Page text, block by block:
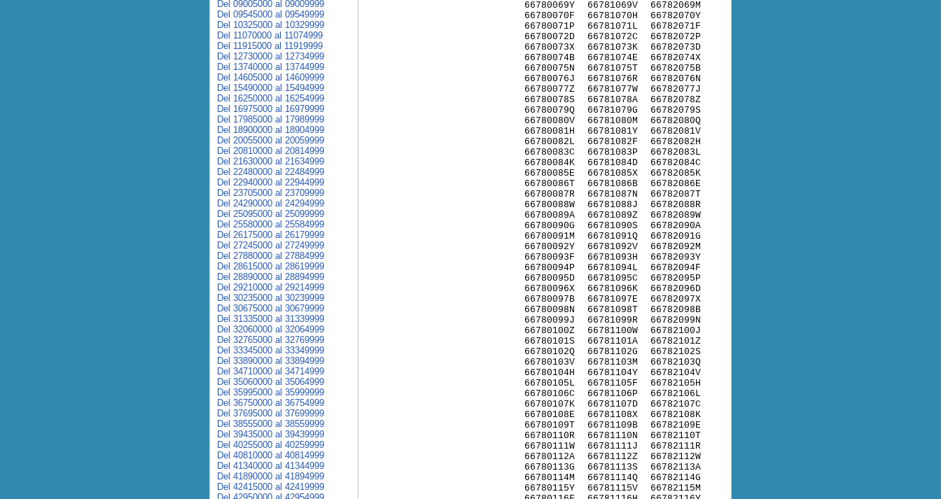
66780069Y
66780070F
66780071P
66780072D
66780073X
66780074B
66780075N
66780076J
66780077Z
66780078S
66780079Q
66780080V
66780081H
66780082L
66780083C
66780084K
66780085E
66780086T
66780087R
66780088W
66780089A
66780090G
66780091M
66780092Y
66780093F
66780094P
66780095D
66780096X
66780097B
66780098N
66780099J
66780100Z
66780101S
66780102Q
66780103V
66780104H
66780105L
66780106C
66780107K
66780108E
66780109T
66780110R
66780111W
66780112A
66780113G
66780114M
66780115Y
66781069V
66781070H
66781071L
66781072C
66781073K
66781074E
66781075T
66781076R
66781077W
66781078A
66781079G
66781080M
66781081Y
66781082F
66781083P
66781084D
66781085X
66781086B
66781087N
66781088J
66781089Z
66781090S
66781091Q
66781092V
66781093H
66781094L
66781095C
66781096K
66781097E
66781098T
66781099R
66781100W
66781101A
66781102G
66781103M
66781104Y
66781105F
66781106P
66781107D
66781108X
66781109B
66781110N
66781111J
66781112Z
66781113S
66781114Q
66781115V
66782069M
66782070Y
66782071F
66782072P
66782073D
66782074X
66782075B
66782076N
66782077J
66782078Z
66782079S
66782080Q
66782081V
66782082H
66782083L
66782084C
66782085K
66782086E
66782087T
66782088R
66782089W
66782090A
66782091G
66782092M
66782093Y
66782094F
66782095P
66782096D
66782097X
66782098B
66782099N
66782100J
66782101Z
66782102S
66782103Q
66782104V
66782105H
66782106L
66782107C
66782108K
66782109E
66782110T
66782111R
66782112W
66782113A
66782114G
66782115M
Del 09005000 al 09009999
Del 09545000 al 09549999
Del 10325000 al 10329999
Del 11070000 al 11074999
Del 11915000 al 11919999
Del 12730000 al 12734999
Del 13740000 al 13744999
Del 14605000 al 14609999
Del 15490000 al 15494999
Del 16250000 al 16254999
Del 16975000 al 16979999
Del 17985000 al 17989999
Del 18900000 al 18904999
Del 20055000 al 20059999
Del 20810000 al 20814999
Del 21630000 al 21634999
Del 22480000 al 22484999
Del 22940000 al 22944999
Del 23705000 al 23709999
Del 24290000 al 24294999
Del 25095000 al 25099999
Del 25580000 al 25584999
Del 26175000 al 26179999
Del 27245000 al 27249999
Del 27880000 al 27884999
Del 28615000 al 28619999
Del 28890000 al 28894999
Del 29210000 al 29214999
Del 30235000 al 30239999
Del 30675000 al 30679999
Del 31335000 al 31339999
Del 32060000 al 32064999
Del 32765000 al 32769999
Del 33345000 al 33349999
Del 33890000 al 33894999
Del 34710000 al 34714999
Del 35060000 al 35064999
Del 35995000 al 35999999
Del 36750000 al 36754999
Del 37695000 al 37699999
Del 38555000 al 38559999
Del 39435000 al 39439999
Del 40255000 al 40259999
Del 40810000 al 40814999
Del 41340000 al 41344999
Del 41890000 al 41894999
Del 42415000 al 42419999